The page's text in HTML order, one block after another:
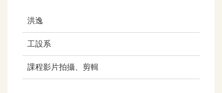
洪逸
工設系
課程影片拍攝、剪輯